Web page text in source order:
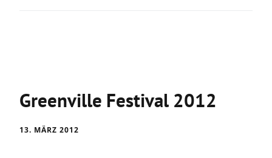
Greenville Festival 2012
13. MÄRZ 2012